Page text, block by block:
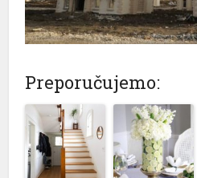
Preporučujemo: